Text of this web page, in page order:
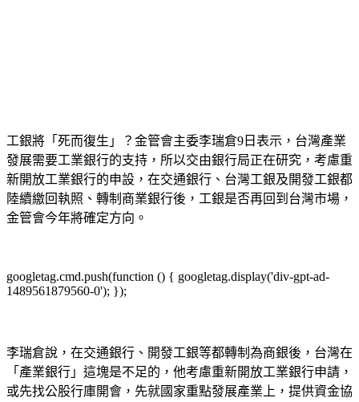
工銀將「死而復生」？金管會主委李瑞倉9日表示，台灣產業
發展需要工業銀行的支持，所以交由銀行局正在研究，考慮重
新開放工業銀行的申設，在交通銀行、台灣工銀及開發工銀都
陸續繳回執照、轉制商業銀行後，工銀是否再回到台灣市場，
金管會今年將確定方向。
googletag.cmd.push(function () { googletag.display('div-gpt-ad-
1489561879560-0'); });
李瑞倉說，在交通銀行、開發工銀等都轉制為商銀後，台灣在
「產業銀行」這塊是不足的，他考慮重新開放工業銀行申請，
或先找公股行庫開會，先就國家重點發展產業上，提供資金協